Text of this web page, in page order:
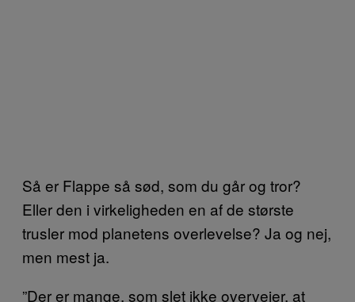
Så er Flappe så sød, som du går og tror?
Eller den i virkeligheden en af de største
trusler mod planetens overlevelse? Ja og nej,
men mest ja.
”Der er mange, som slet ikke overvejer, at